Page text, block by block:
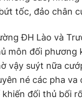
tốc, đảo chân
ĐH Lào và
môn đối phương
vậy suýt nữa
né các pha
đối thủ bối